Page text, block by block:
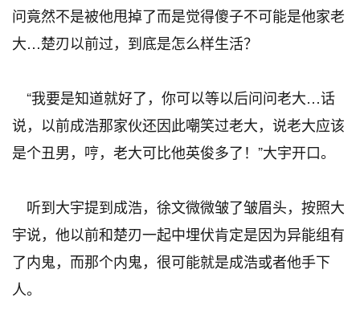
问竟然不是被他甩掉了而是觉得傻子不可能是他家老
大…楚刃以前过，到底是怎么样生活？
“我要是知道就好了，你可以等以后问问老大…话
说，以前成浩那家伙还因此嘲笑过老大，说老大应该
是个丑男，哼，老大可比他英俊多了！”大宇开口。
听到大宇提到成浩，徐文微微皱了皱眉头，按照大
宇说，他以前和楚刃一起中埋伏肯定是因为异能组有
了内鬼，而那个内鬼，很可能就是成浩或者他手下
人。